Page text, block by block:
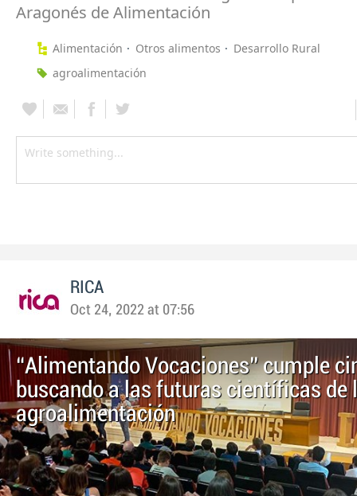
Aragonés de Alimentación
Alimentación Otros alimentos
Desarrollo Rural
agroalimentación
RICA
Oct 24, 2022 at 07:56
“Alimentando Vocaciones” cumple
buscando a las futuras científicas de
agroalimentación